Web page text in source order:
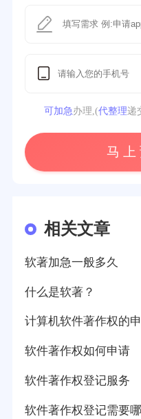
可加急办理,(代整理递
马 上
相关文章
软著加急一般多久
什么是软著？
计算机软件著作权的
软件著作权如何申请
软件著作权登记服务
软件著作权登记需要